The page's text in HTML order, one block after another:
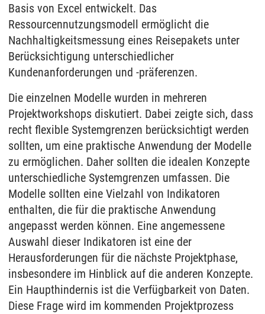
Basis von Excel entwickelt. Das
Ressourcennutzungsmodell ermöglicht die
Nachhaltigkeitsmessung eines Reisepakets unter
Berücksichtigung unterschiedlicher
Kundenanforderungen und -präferenzen.
Die einzelnen Modelle wurden in mehreren
Projektworkshops diskutiert. Dabei zeigte sich, dass
recht flexible Systemgrenzen berücksichtigt werden
sollten, um eine praktische Anwendung der Modelle
zu ermöglichen. Daher sollten die idealen Konzepte
unterschiedliche Systemgrenzen umfassen. Die
Modelle sollten eine Vielzahl von Indikatoren
enthalten, die für die praktische Anwendung
angepasst werden können. Eine angemessene
Auswahl dieser Indikatoren ist eine der
Herausforderungen für die nächste Projektphase,
insbesondere im Hinblick auf die anderen Konzepte.
Ein Haupthindernis ist die Verfügbarkeit von Daten.
Diese Frage wird im kommenden Projektprozess